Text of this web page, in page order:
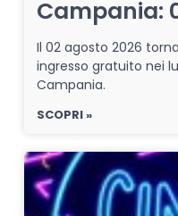
Campania:
Il 02 agosto 2026
ingresso gratuito nei
Campania.
SCOPRI »